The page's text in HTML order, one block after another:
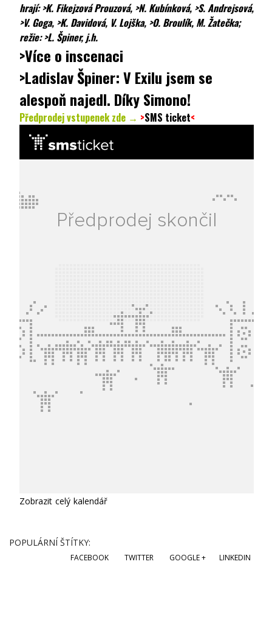
hrají:>K. Fikejzová Prouzová, >N. Kubínková, >S. Andrejsová,
>V. Goga, >K. Davidová, V. Lojška, >O. Broulík, M. Žatečka;
režie:>L. Špiner, j.h.
>Více o inscenaci
>Ladislav Špiner: V Exilu jsem se
alespoň najedl. Díky Simono!
Předprodej vstupenek zde → >SMS ticket<
Zobrazit celý kalendář
POPULÁRNÍ ŠTÍTKY:
FACEBOOK TWITTER GOOGLE + LINKEDIN